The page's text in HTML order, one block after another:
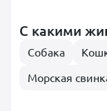
С какими
Собака
Морская